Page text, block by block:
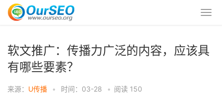
软文推广：传播力广泛的内容，应该具
有哪些要素？
来源： U传播 • 时间：03-28 • 阅读 150